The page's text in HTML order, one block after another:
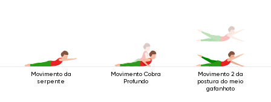
Movimento da
serpente
Movimento Cobra
Profundo
Movimento 2 da
postura do meio
gafanhoto